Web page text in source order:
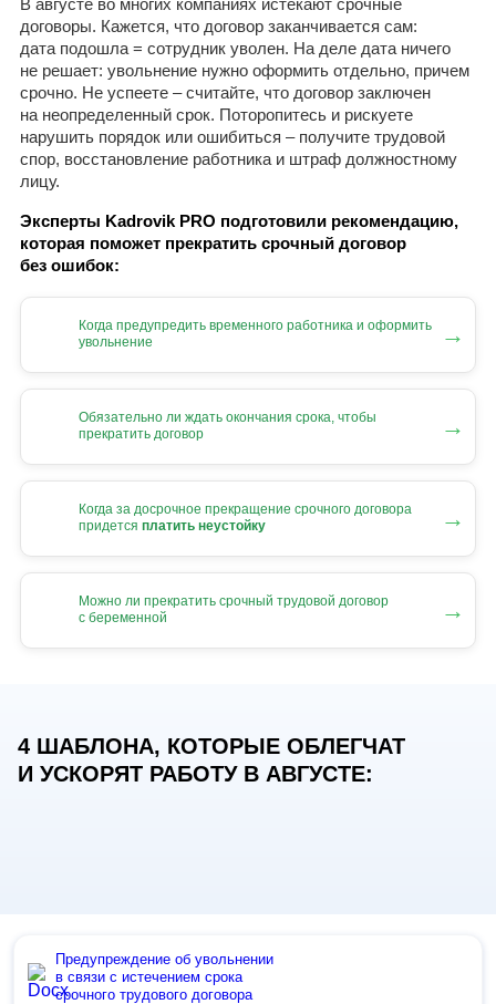
договоры. Кажется, что договор заканчивается сам:
дата подошла = сотрудник уволен. На деле дата ничего
не решает: увольнение нужно оформить отдельно, причем
срочно. Не успеете – считайте, что договор заключен
на неопределенный срок. Поторопитесь и рискуете
нарушить порядок или ошибиться – получите трудовой
спор, восстановление работника и штраф должностному
лицу.
Эксперты Kadrovik PRO подготовили рекомендацию,
которая поможет прекратить срочный договор
без ошибок:
Когда предупредить временного работника и оформить
увольнение
→
Обязательно ли ждать окончания срока, чтобы
прекратить договор
→
Когда за досрочное прекращение срочного договора
придется платить неустойку →
Можно ли прекратить срочный трудовой договор
с беременной
→
4 ШАБЛОНА, КОТОРЫЕ ОБЛЕГЧАТ
И УСКОРЯТ РАБОТУ В АВГУСТЕ:
Предупреждение об увольнении
в связи с истечением срока
срочного трудового договора